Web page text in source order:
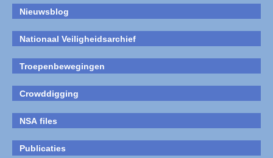
Nieuwsblog
Nationaal Veiligheidsarchief
Troepenbewegingen
Crowddigging
NSA files
Publicaties